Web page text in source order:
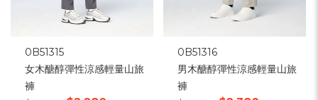
0B51315
女木醣醇彈性涼感輕量山旅
褲
0B51316
男木醣醇彈性涼感輕量山旅
褲